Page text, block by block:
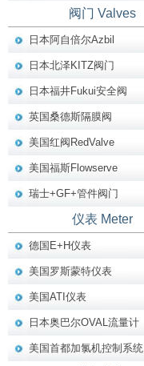
阀门 Valves
日本阿自倍尔Azbil
日本北泽KITZ阀门
日本福井Fukui安全阀
英国桑德斯隔膜阀
美国红阀RedValve
美国福斯Flowserve
瑞士+GF+管件阀门
仪表 Meter
德国E+H仪表
美国罗斯蒙特仪表
美国ATI仪表
日本奥巴尔OVAL流量计
美国首都加氯机控制系统